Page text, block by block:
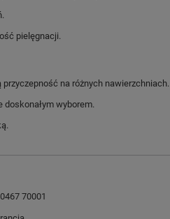
pielęgnacji.
na różnych nawierzchniach.
wyborem.
70001